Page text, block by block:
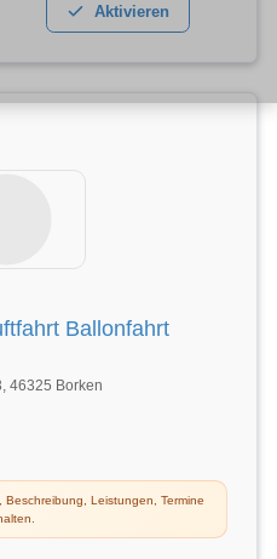
Aktivieren
Ballonfahrt
46325 Borken
Beschreibung, Leistungen, Termine